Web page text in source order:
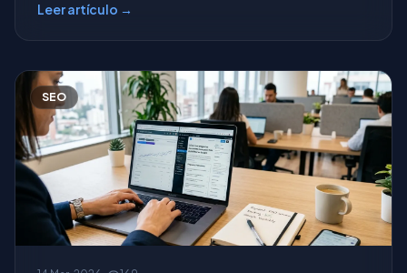
Leer artículo →
SEO